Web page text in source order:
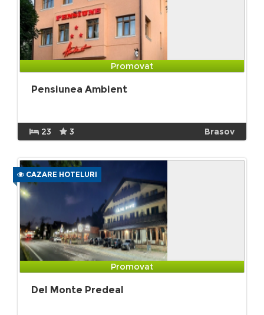
Promovat
Pensiunea Ambient
23 3 Brasov
CAZARE HOTELURI
Promovat
Del Monte Predeal